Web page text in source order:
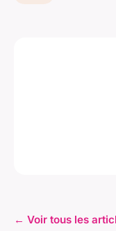
← Voir tous les